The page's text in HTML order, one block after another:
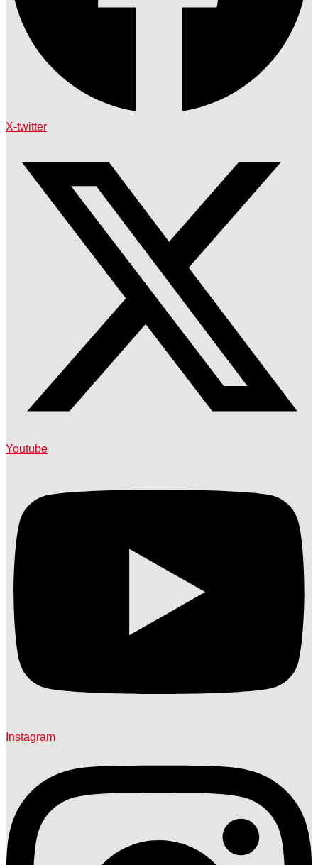
X-twitter
Youtube
Instagram